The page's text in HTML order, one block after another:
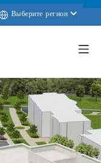
Выберите регион